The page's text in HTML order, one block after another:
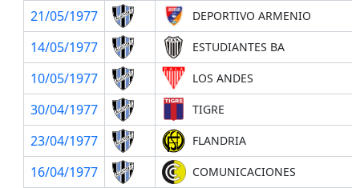
21/05/1977
DEPORTIVO ARMENIO
14/05/1977
ESTUDIANTES BA
10/05/1977
LOS ANDES
30/04/1977
TIGRE
23/04/1977
FLANDRIA
16/04/1977
COMUNICACIONES